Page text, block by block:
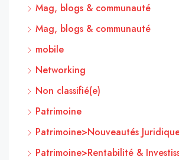
Mag, blogs & communauté
Mag, blogs & communauté
mobile
Networking
Non classifié(e)
Patrimoine
Patrimoine>Nouveautés
Patrimoine>Rentabilité &